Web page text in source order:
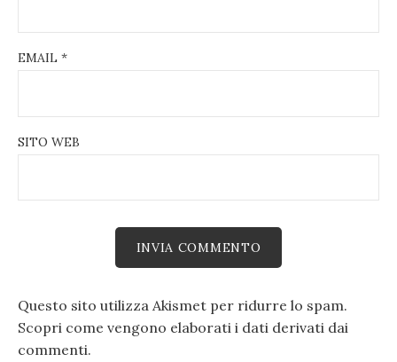
EMAIL *
SITO WEB
Questo sito utilizza Akismet per ridurre lo spam.
Scopri come vengono elaborati i dati derivati dai
commenti.